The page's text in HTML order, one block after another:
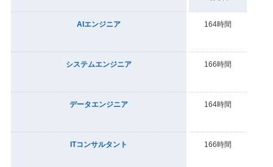
AIエンジニア 164時間
システムエンジニア 166時間
データエンジニア 164時間
ITコンサルタント 166時間